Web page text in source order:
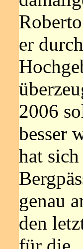
er
2006
besser
hat
genau
den